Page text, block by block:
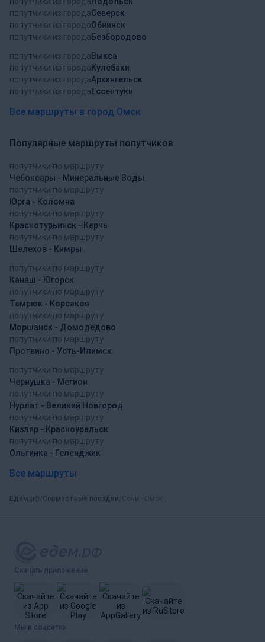
попутчики из городаСеверск
попутчики из городаОбнинск
попутчики из города Безбородово
попутчики из города Выкса
попутчики из города Кулебаки
попутчики из городаАрхангельск
попутчики из города Ессентуки
Все маршруты в город Омск
Популярные маршруты попутчиков
попутчики по маршруту
Чебоксары - Минеральные Воды
попутчики по маршруту
Юрга - Коломна
попутчики по маршруту
Краснотурьинск - Керчь
попутчики по маршруту
Шелехов - Кимры
попутчики по маршруту
Канаш - Югорск
попутчики по маршруту
Темрюк - Корсаков
попутчики по маршруту
Моршанск - Домодедово
попутчики по маршруту
Протвино - Усть-Илимск
попутчики по маршруту
Чернушка - Мегион
попутчики по маршруту
Нурлат - Великий Новгород
попутчики по маршруту
Кизляр - Красноуральск
попутчики по маршруту
Ольгинка - Геленджик
Все маршруты
Едем.рф Совместные поездки
Скачать приложение
Мы в соцсетях